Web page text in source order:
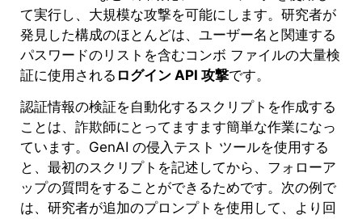
て実行し、大規模な攻撃を可能にします。研究者が
発見した構成のほとんどは、ユーザー名と関連する
パスワードのリストを含むコンボ ファイルの大量検
証に使用される ログイン API 攻撃です。
認証情報の検証を自動化するスクリプトを作成する
ことは、詐欺師にとってますます簡単な作業になっ
ています。GenAI の侵入テスト ツールを使用する
と、最初のスクリプトを記述してから、フォローア
ップの質問をすることができるためです。次の例で
は、研究者が追加のプロンプトを使用して、より回